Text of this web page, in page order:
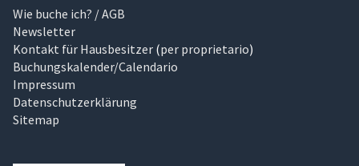
Wie buche ich? / AGB
Newsletter
Kontakt für Hausbesitzer (per proprietario)
Buchungskalender/Calendario
Impressum
Datenschutzerklärung
Sitemap